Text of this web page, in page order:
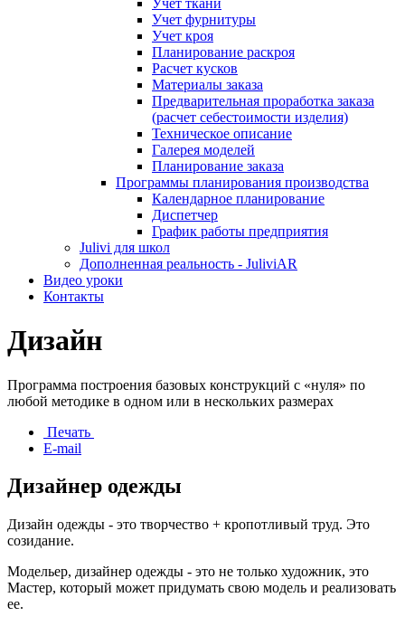
Учет фурнитуры
Учет кроя
Планирование раскроя
Расчет кусков
Материалы заказа
Предварительная проработка заказа
(расчет себестоимости изделия)
Техническое описание
Галерея моделей
Планирование заказа
Программы планирования производства
Календарное планирование
Диспетчер
График работы предприятия
Julivi для школ
Дополненная реальность - JuliviAR
Видео уроки
Контакты
Дизайн
Программа построения базовых конструкций с «нуля» по
любой методике в одном или в нескольких размерах
Печать
E-mail
Дизайнер одежды
Дизайн одежды - это творчество + кропотливый труд. Это
созидание.
Модельер, дизайнер одежды - это не только художник, это
Мастер, который может придумать свою модель и реализовать
ее.